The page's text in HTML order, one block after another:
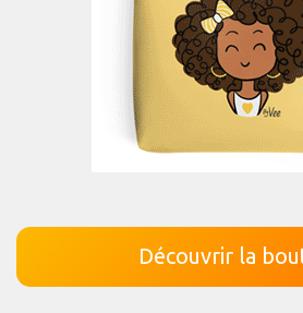
Découvrir la